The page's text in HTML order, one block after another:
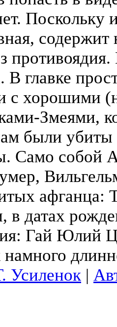
В главке
с хорошими
Змеями,
были убиты
Само собой
афганца:
в датах
Гай Юлий
Усиленок |